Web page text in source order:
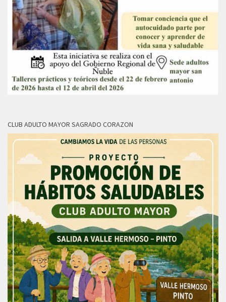
CLUB ADULTO MAYOR SAGRADO CORAZON